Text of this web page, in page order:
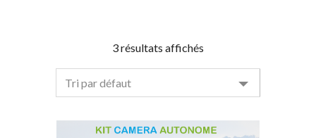
3 résultats affichés